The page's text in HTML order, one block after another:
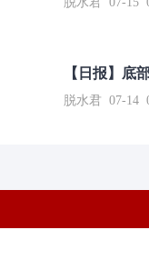
【日报】底
脱水君 07-14